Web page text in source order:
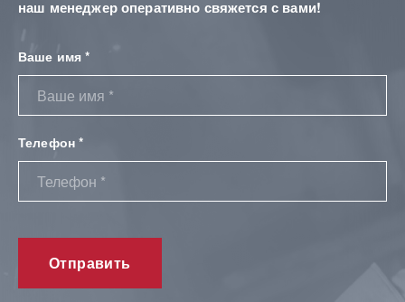
наш менеджер оперативно свяжется с вами!
Ваше имя *
Телефон *